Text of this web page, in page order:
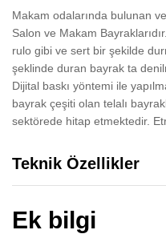
Makam odalarında bulunan
Salon ve Makam
rulo gibi ve sert bir şekilde
şeklinde duran bayrak ta
Dijital baskı yöntemi ile
bayrak çeşiti olan telalı
sektörede hitap etmektedir.
Teknik Özellikler
Ek bilgi